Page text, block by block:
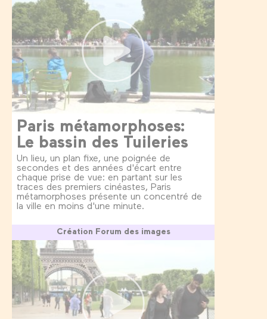
Paris métamorphoses:
Le bassin des Tuileries
Un lieu, un plan fixe, une poignée de
secondes et des années d'écart entre
chaque prise de vue: en partant sur les
traces des premiers cinéastes, Paris
métamorphoses présente un concentré de
la ville en moins d'une minute.
Création Forum des images